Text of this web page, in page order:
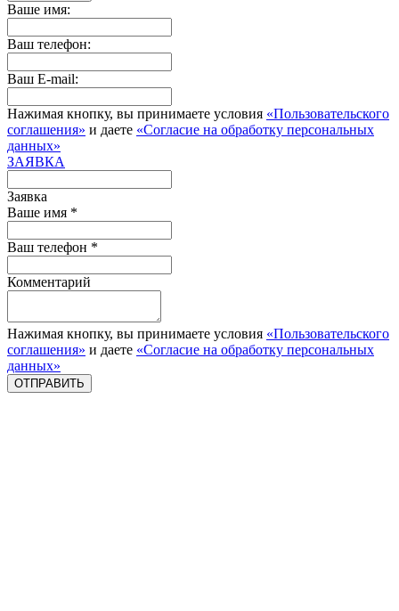
Ваше имя:
Ваш телефон:
Ваш E-mail:
Нажимая кнопку, вы принимаете условия «Пользовательского
соглашения» и даете «Согласие на обработку персональных
данных»
ЗАЯВКА
Заявка
Ваше имя *
Ваш телефон *
Комментарий
Нажимая кнопку, вы принимаете условия «Пользовательского
соглашения» и даете «Согласие на обработку персональных
данных»
ОТПРАВИТЬ